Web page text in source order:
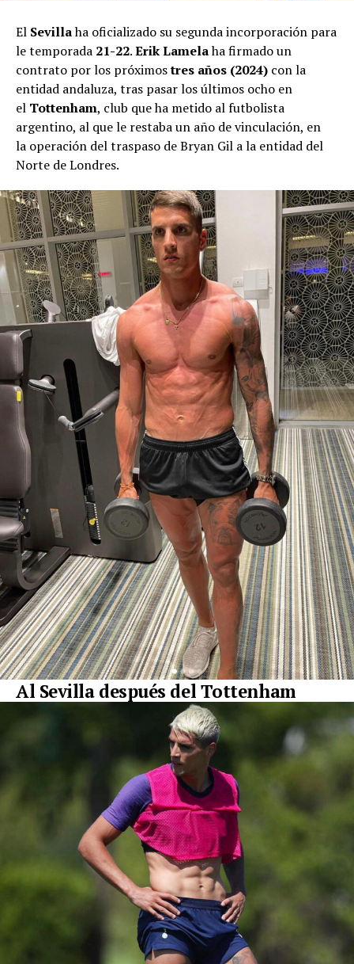
El Sevillaha oficializado su segunda incorporación para
le temporada 21-22.Erik Lamelaha firmado un
contrato por los próximostres años (2024) con la
entidad andaluza, tras pasar los últimos ocho en
el Tottenham, club que ha metido al futbolista
argentino, al que le restaba un año de vinculación, en
la operación del traspaso de Bryan Gil a la entidad del
Norte de Londres.
Al Sevilla después del Tottenham